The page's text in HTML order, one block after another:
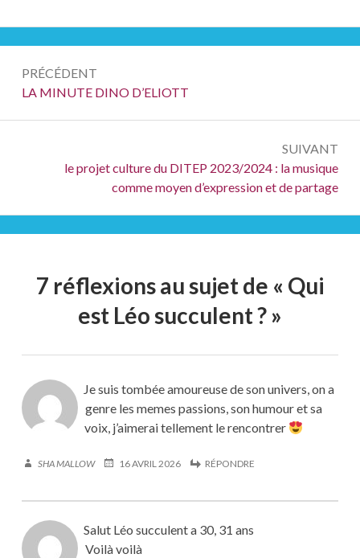
de
l’article
PRÉCÉDENT
Précédent :
LA MINUTE DINO D’ELIOTT
SUIVANT
Suivant :
le projet culture du DITEP 2023/2024 : la musique
comme moyen d’expression et de partage
7 réflexions au sujet de « Qui
est Léo succulent ? »
Je suis tombée amoureuse de son univers, on a
genre les memes passions, son humour et sa
voix, j’aimerai tellement le rencontrer
SHA MALLOW 16 AVRIL 2026 RÉPONDRE
Salut Léo succulent a 30, 31 ans
Voilà voilà